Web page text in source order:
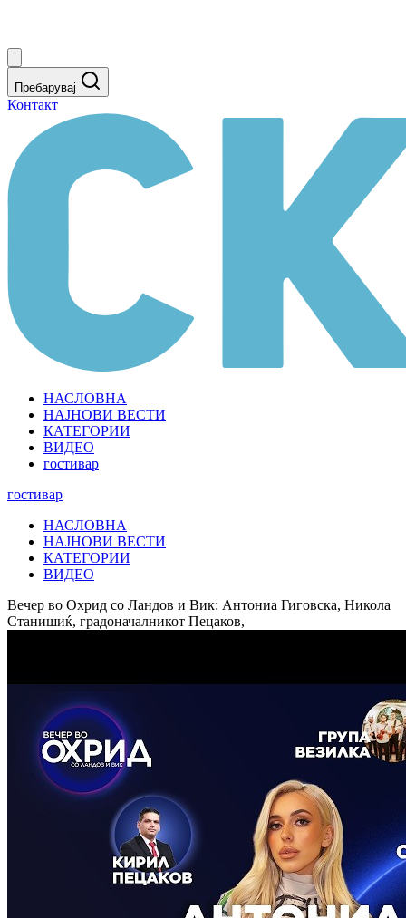
Пребарувај
Контакт
НАСЛОВНА
НАЈНОВИ ВЕСТИ
КАТЕГОРИИ
ВИДЕО
гостивар
гостивар
НАСЛОВНА
НАЈНОВИ ВЕСТИ
КАТЕГОРИИ
ВИДЕО
Вечер во Охрид со Ландов и Вик: Антониа Гиговска, Никола
Станишиќ, градоначалникот Пецаков,